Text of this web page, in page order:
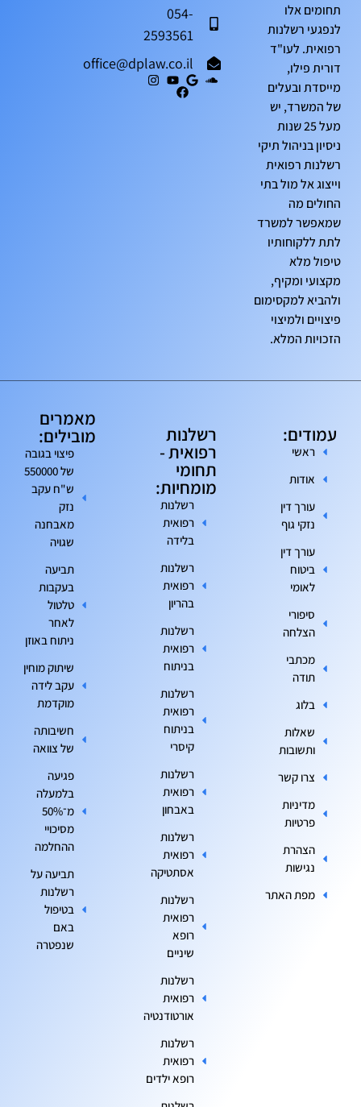
תחומים אלו
לנפגעי רשלנות
רפואית. לעו"ד
דורית פילו,
מייסדת ובעלים
של המשרד, יש
מעל 25 שנות
ניסיון בניהול תיקי
רשלנות רפואית
וייצוג אל מול בתי
החולים מה
שמאפשר למשרד
לתת ללקוחותיו
טיפול מלא
מקצועי ומקיף,
ולהביא למקסימום
פיצויים ולמיצוי
הזכויות המלא.
054-
2593561
office@dplaw.co.il
עמודים:
ראשי
אודות
עורך דין
נזקי גוף
עורך דין
ביטוח
לאומי
סיפורי
הצלחה
מכתבי
תודה
בלוג
שאלות
ותשובות
צרו קשר
מדיניות
פרטיות
הצהרת
נגישות
מפת האתר
רשלנות
רפואית -
תחומי
מומחיות:
רשלנות
רפואית
בלידה
רשלנות
רפואית
בהריון
רשלנות
רפואית
בניתוח
רשלנות
רפואית
בניתוח
קיסרי
רשלנות
רפואית
באבחון
רשלנות
רפואית
אסתטיקה
רשלנות
רפואית
רופא
שיניים
רשלנות
רפואית
אורטודנטיה
רשלנות
רפואית
רופא ילדים
מאמרים
מובילים:
פיצוי בגובה
של 550000
ש"ח עקב
נזק
מאבחנה
שגויה
תביעה
בעקבות
טלטול
לאחר
ניתוח באוזן
שיתוק מוחין
עקב לידה
מוקדמת
חשיבותה
של צוואה
פגיעה
בלמעלה
מ־50%
מסיכויי
ההחלמה
תביעה על
רשלנות
בטיפול
באם
שנפטרה